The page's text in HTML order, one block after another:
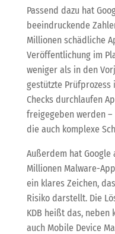
Passend dazu hat
beeindruckende
Millionen schädliche
Veröffentlichung im
weniger als in den
gestützte Prüfprozess
Checks durchlaufen
freigegeben werden
die auch komplexe
Außerdem hat Google
Millionen Malware-
ein klares Zeichen,
Risiko darstellt. Die
KDB heißt das, neben
auch Mobile Device